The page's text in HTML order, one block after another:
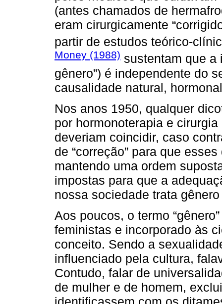
(antes chamados de
eram cirurgicamente
partir de estudos teórico-
Money (1988) sustentam que a
gênero”) é independente do
causalidade natural,
Nos anos 1950, qualquer
por hormonoterapia e
deveriam coincidir, caso
de “correção” para que
mantendo uma ordem
impostas para que a
nossa sociedade trata
Aos poucos, o termo
feministas e incorporado às
conceito. Sendo a
influenciado pela cultura,
Contudo, falar de
de mulher e de homem,